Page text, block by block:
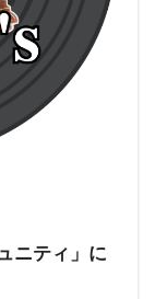
ニティ」に